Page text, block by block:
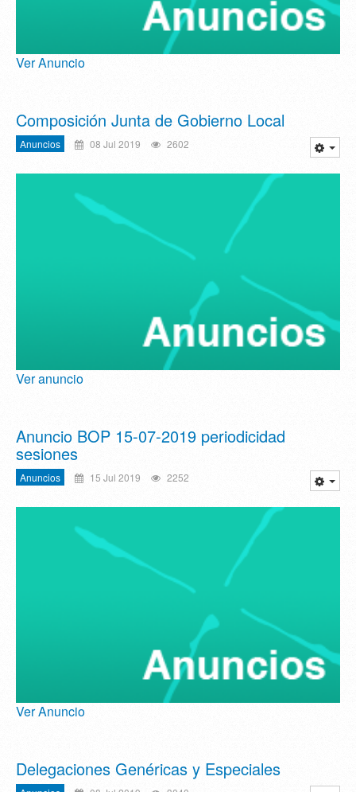
Ver Anuncio
Composición Junta de Gobierno Local
Anuncios 08 Jul 2019 2602
Ver anuncio
Anuncio BOP 15-07-2019 periodicidad
sesiones
Anuncios 15 Jul 2019 2252
Ver Anuncio
Delegaciones Genéricas y Especiales